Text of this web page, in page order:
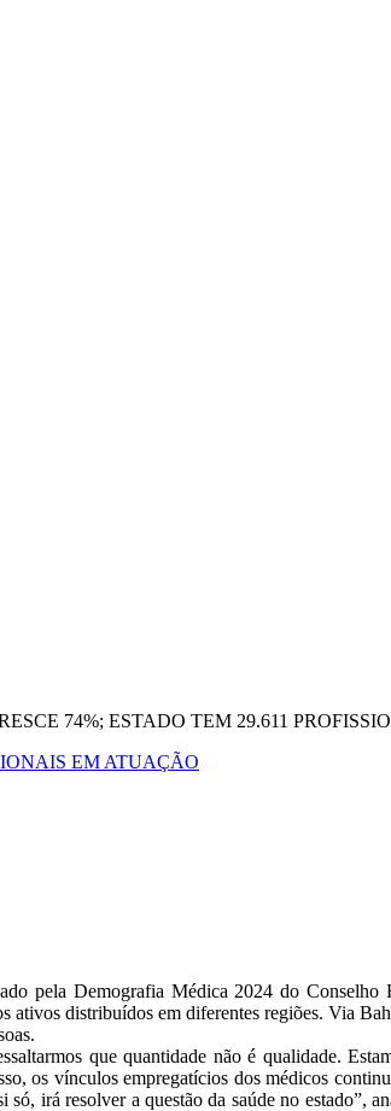
74%; ESTADO TEM 29.611
EM ATUAÇÃO
pela Demografia Médica 2024 do
ativos distribuídos em diferentes regiões. Via
que quantidade não é qualidade.
os vínculos empregatícios dos médicos
irá resolver a questão da saúde no estado”,